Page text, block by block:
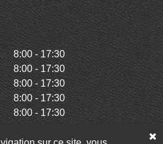
8:00 - 17:30
8:00 - 17:30
8:00 - 17:30
8:00 - 17:30
8:00 - 17:30
Fermé